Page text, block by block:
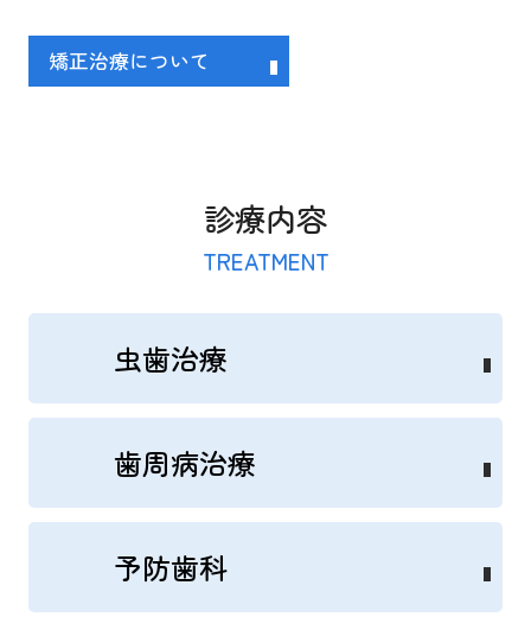
矯正治療について
診療内容
TREATMENT
虫歯治療
歯周病治療
予防歯科